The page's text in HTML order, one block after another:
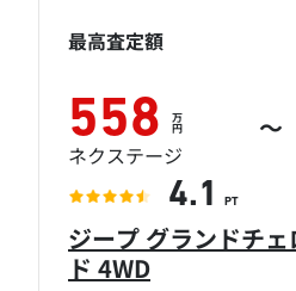
ジープ グランドチ
ド 4WD
最高査定額
558 万
円 ～
ネクステージ
4.1 PT